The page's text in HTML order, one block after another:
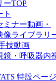
ーTOP
ト
ナー動画・
像ライブラリ
技動画
鏡・呼吸器内
特設ページ